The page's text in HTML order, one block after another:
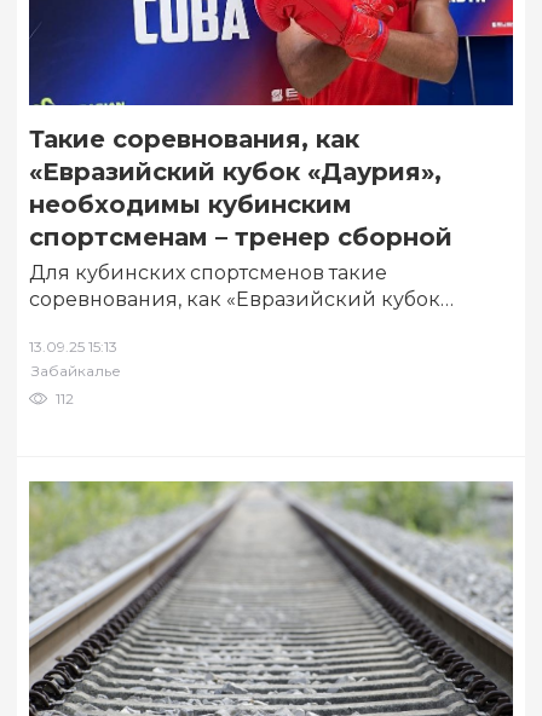
Такие соревнования, как
«Евразийский кубок «Даурия»,
необходимы кубинским
спортсменам – тренер сборной
Для кубинских спортсменов такие
соревнования, как «Евразийский кубок
опыт. Об этом корреспонденту «Восточного
времени»…
13.09.25 15:13
Забайкалье
112